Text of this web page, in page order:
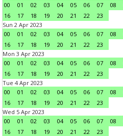
00
01 02 03 04 05 06 07 08
16
17 18 19 20 21 22
23
Sun 2 Apr 2023
00
01 02 03 04 05 06 07 08
16
17 18 19 20 21 22
23
Mon 3 Apr 2023
00
01 02 03 04 05 06 07 08
16
17 18 19 20 21 22
23
Tue 4 Apr 2023
00
01 02 03 04 05 06 07 08
16
17 18 19 20 21 22
23
Wed 5 Apr 2023
00
01 02 03 04 05 06 07 08
16
17 18 19 20 21 22
23